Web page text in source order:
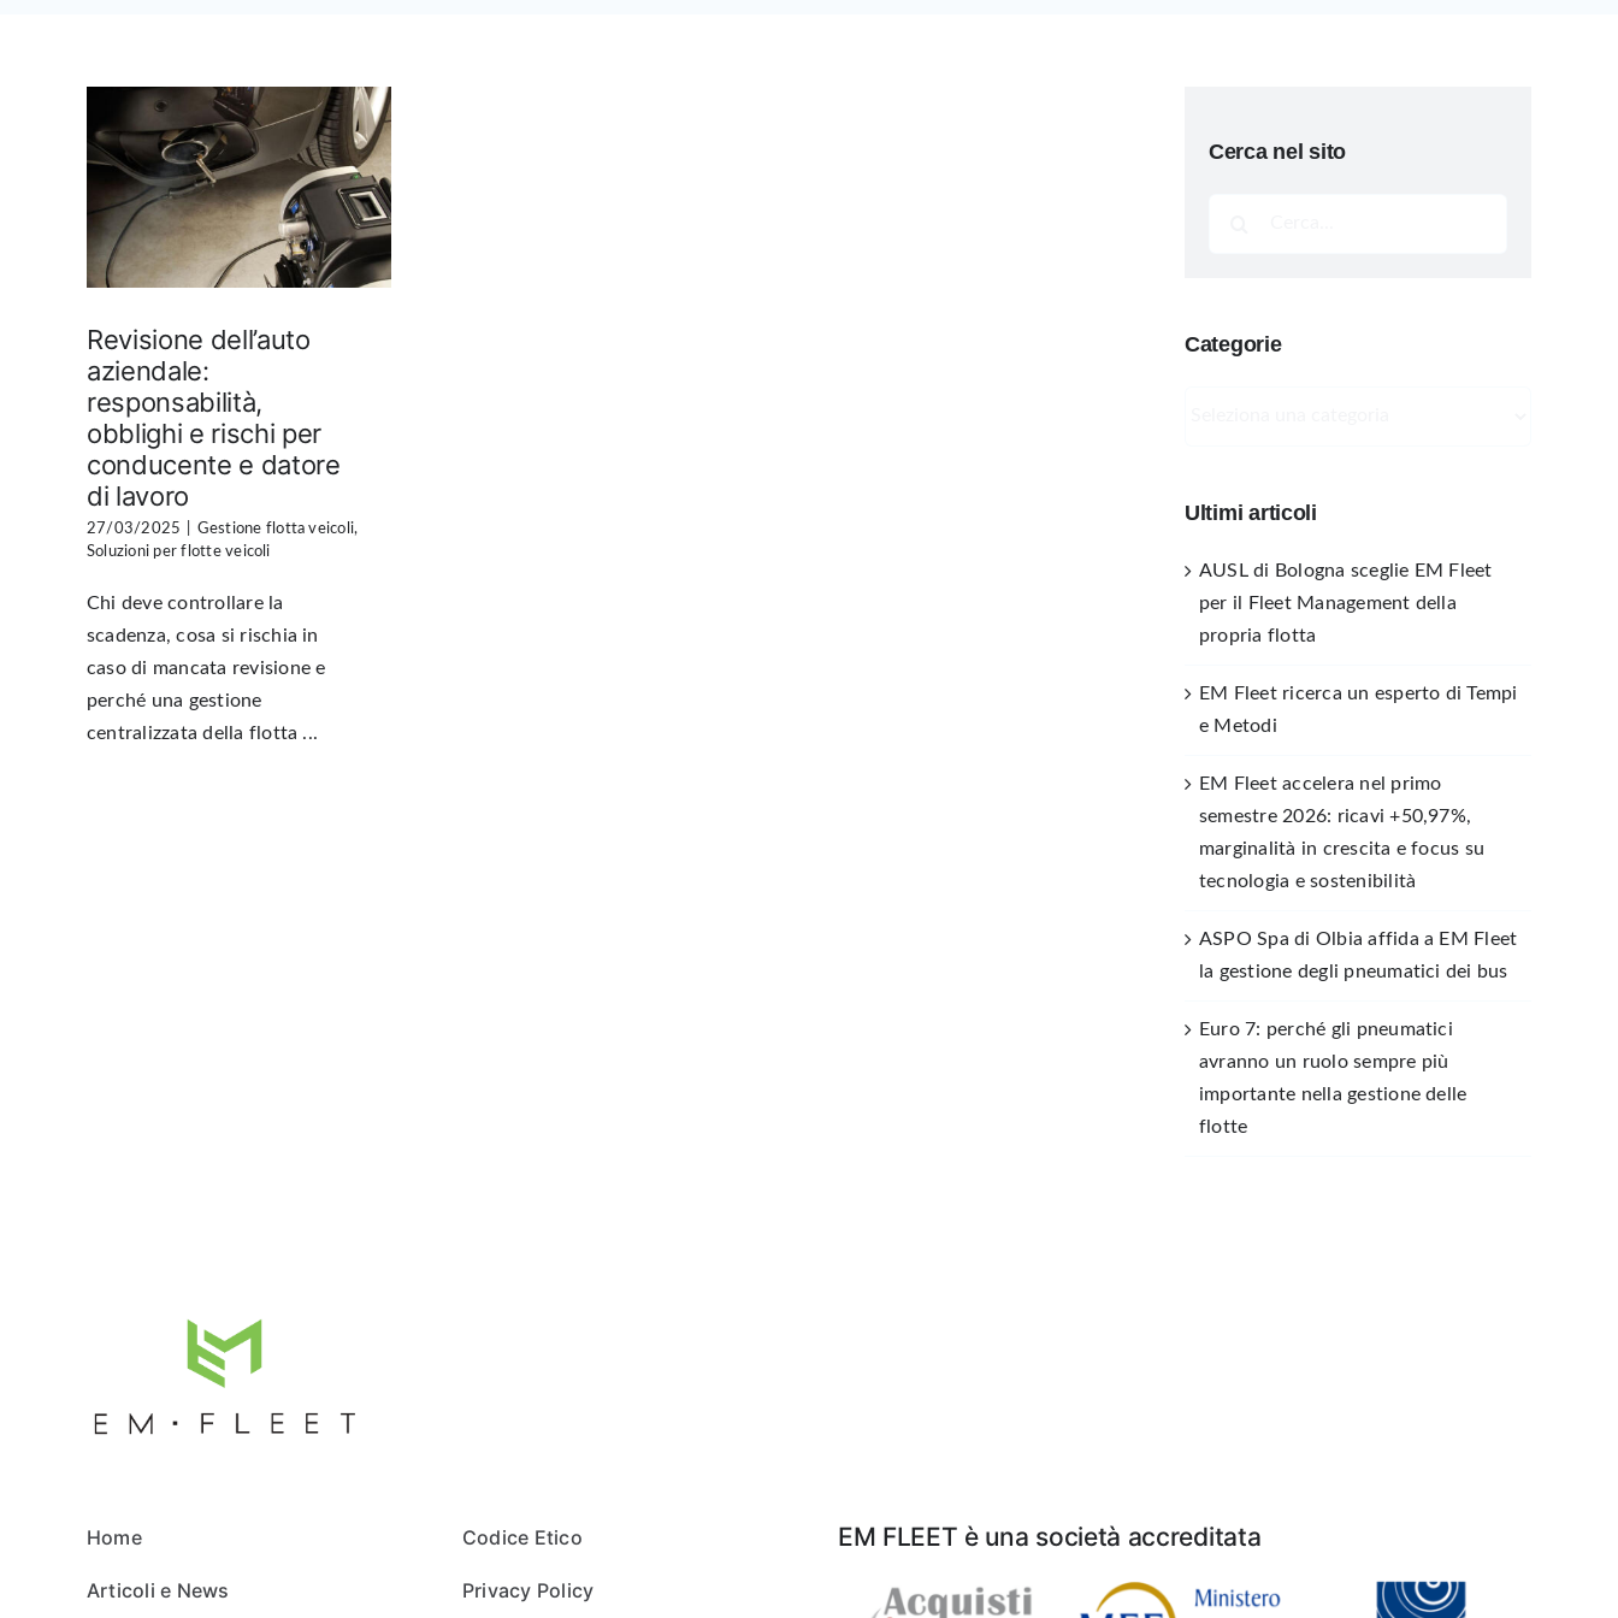
Revisione dell’auto
aziendale:
responsabilità,
obblighi e rischi per
conducente e datore
di lavoro
27/03/2025 Gestione flotta veicoli,
Soluzioni per flotte veicoli
Chi deve controllare la
scadenza, cosa si rischia in
caso di mancata revisione e
perché una gestione
centralizzata della flotta ...
Cerca nel sito
Categorie
Ultimi articoli
AUSL di Bologna sceglie EM Fleet
per il Fleet Management della
propria flotta
EM Fleet ricerca un esperto di Tempi
e Metodi
EM Fleet accelera nel primo
semestre 2026: ricavi +50,97%,
marginalità in crescita e focus su
tecnologia e sostenibilità
ASPO Spa di Olbia affida a EM Fleet
la gestione degli pneumatici dei bus
Euro 7: perché gli pneumatici
avranno un ruolo sempre più
importante nella gestione delle
flotte
Home
Articoli e News
Codice Etico
Privacy Policy
EM FLEET è una società accreditata